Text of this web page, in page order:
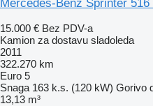
Mercedes-Benz Sprinter
15.000 € Bez PDV-a
Kamion za dostavu sladoleda
2011
322.270 km
Euro 5
Snaga 163 k.s. (120 kW) Gorivo
13,13 m³